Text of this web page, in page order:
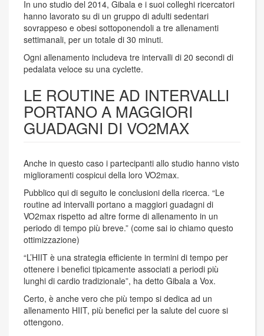
In uno studio del 2014, Gibala e i suoi colleghi ricercatori
hanno lavorato su di un gruppo di adulti sedentari
sovrappeso e obesi sottoponendoli a tre allenamenti
settimanali, per un totale di 30 minuti.
Ogni allenamento includeva tre intervalli di 20 secondi di
pedalata veloce su una cyclette.
LE ROUTINE AD INTERVALLI
PORTANO A MAGGIORI
GUADAGNI DI VO2MAX
Anche in questo caso i partecipanti allo studio hanno visto
miglioramenti cospicui della loro VO2max.
Pubblico qui di seguito le conclusioni della ricerca. “Le
routine ad intervalli portano a maggiori guadagni di
VO2max rispetto ad altre forme di allenamento in un
periodo di tempo più breve.” (come sai io chiamo questo
ottimizzazione)
“L’HIIT è una strategia efficiente in termini di tempo per
ottenere i benefici tipicamente associati a periodi più
lunghi di cardio tradizionale”, ha detto Gibala a Vox.
Certo, è anche vero che più tempo si dedica ad un
allenamento HIIT, più benefici per la salute del cuore si
ottengono.